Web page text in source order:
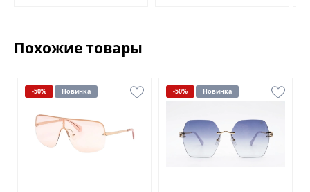
Похожие товары
-50% Новинка -50% Новинка